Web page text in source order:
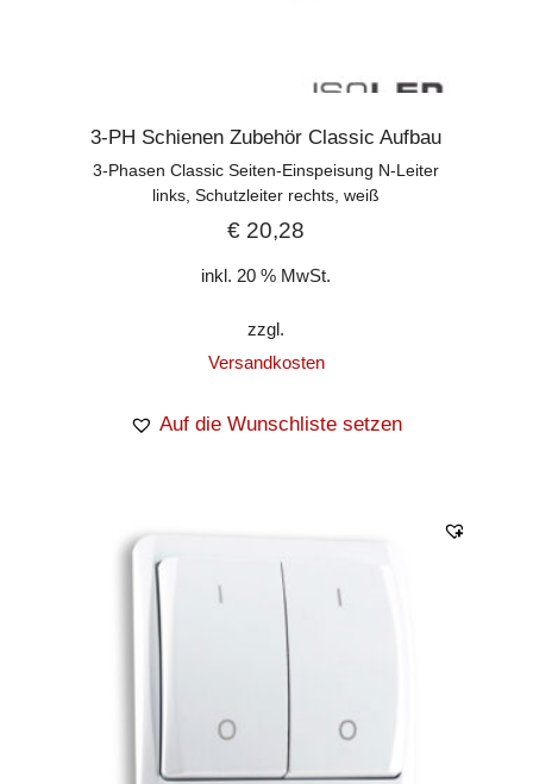
3-PH Schienen Zubehör Classic Aufbau
3-Phasen Classic Seiten-Einspeisung N-Leiter
links, Schutzleiter rechts, weiß
€ 20,28
inkl. 20 % MwSt.
zzgl.
Versandkosten
Auf die Wunschliste setzen